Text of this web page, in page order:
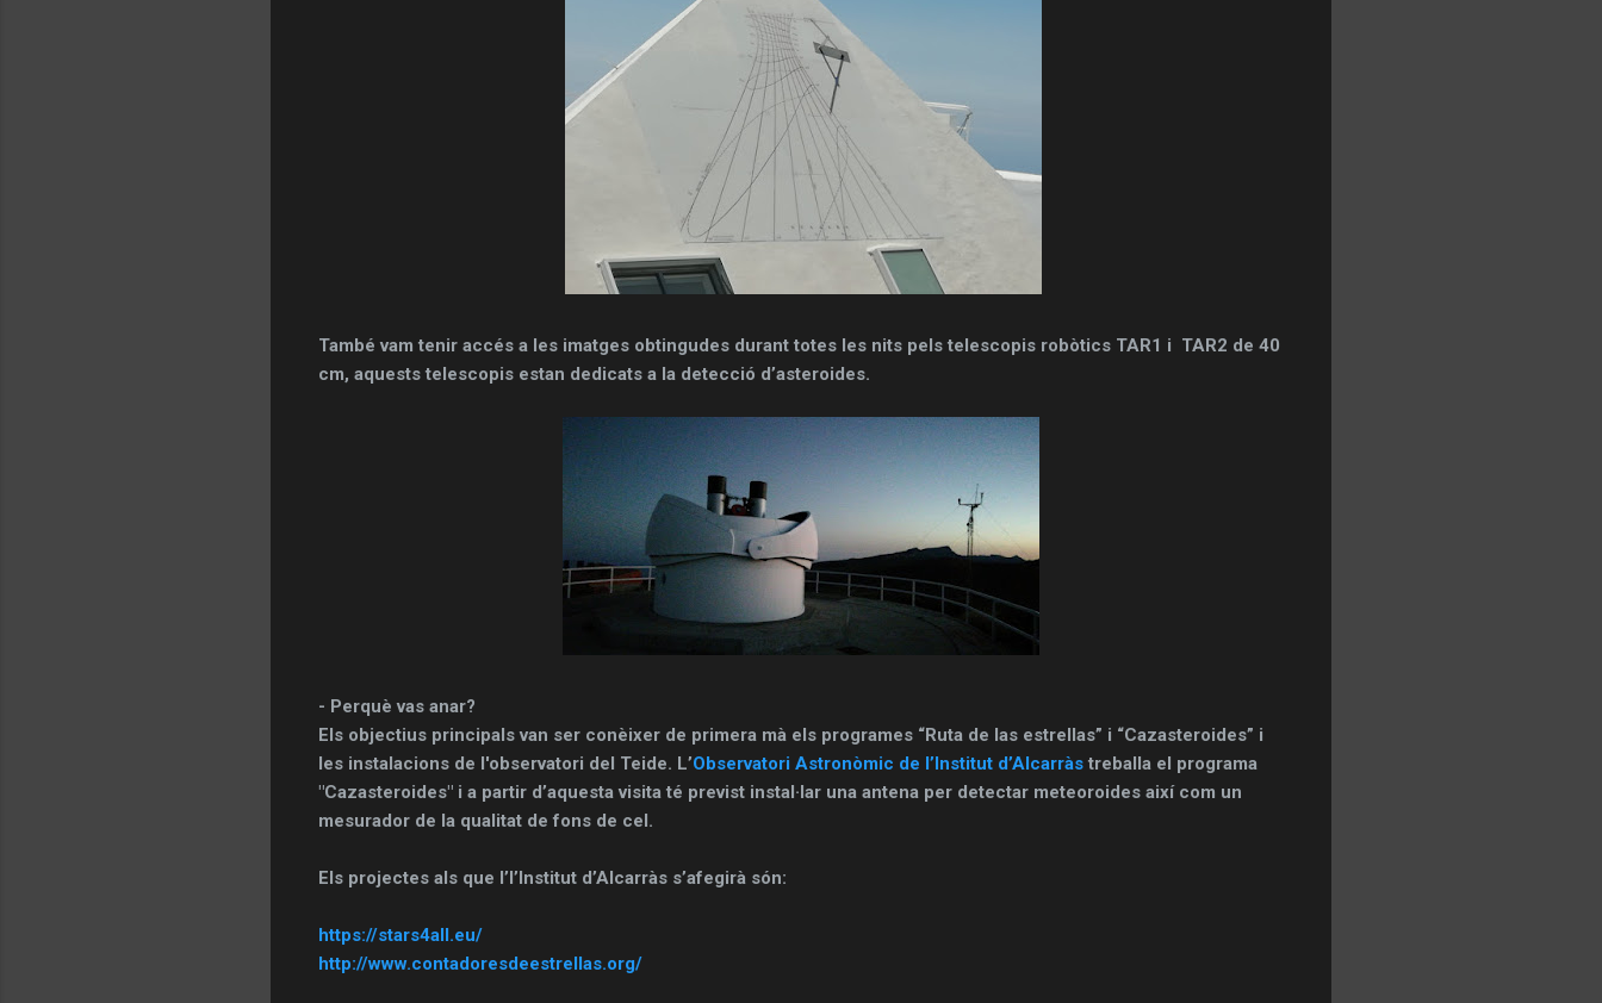
També vam tenir accés a les imatges obtingudes durant totes les nits pels telescopis robòtics TAR1 i TAR2 de 40
cm, aquests telescopis estan dedicats a la detecció d’asteroides.
- Perquè vas anar?
Els objectius principals van ser conèixer de primera mà els programes “Ruta de las estrellas” i “Cazasteroides” i
les instalacions de l'observatori del Teide. L’Observatori Astronòmic de l’Institut d’Alcarràs treballa el programa
"Cazasteroides" i a partir d’aquesta visita té previst instal·lar una antena per detectar meteoroides així com un
mesurador de la qualitat de fons de cel.
Els projectes als que l’l’Institut d’Alcarràs s’afegirà són:
https://stars4all.eu/
http://www.contadoresdeestrellas.org/